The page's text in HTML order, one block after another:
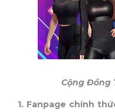
Cộng Đồng
1. Fanpage chính